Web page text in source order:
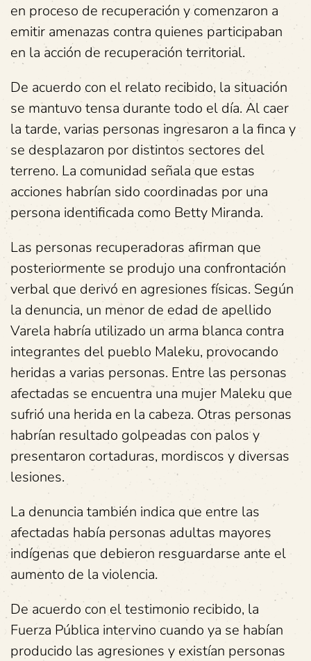
en proceso de recuperación y comenzaron a
emitir amenazas contra quienes participaban
en la acción de recuperación territorial.
De acuerdo con el relato recibido, la situación
se mantuvo tensa durante todo el día. Al caer
la tarde, varias personas ingresaron a la finca y
se desplazaron por distintos sectores del
terreno. La comunidad señala que estas
acciones habrían sido coordinadas por una
persona identificada como Betty Miranda.
Las personas recuperadoras afirman que
posteriormente se produjo una confrontación
verbal que derivó en agresiones físicas. Según
la denuncia, un menor de edad de apellido
Varela habría utilizado un arma blanca contra
integrantes del pueblo Maleku, provocando
heridas a varias personas. Entre las personas
afectadas se encuentra una mujer Maleku que
sufrió una herida en la cabeza. Otras personas
habrían resultado golpeadas con palos y
presentaron cortaduras, mordiscos y diversas
lesiones.
La denuncia también indica que entre las
afectadas había personas adultas mayores
indígenas que debieron resguardarse ante el
aumento de la violencia.
De acuerdo con el testimonio recibido, la
Fuerza Pública intervino cuando ya se habían
producido las agresiones y existían personas